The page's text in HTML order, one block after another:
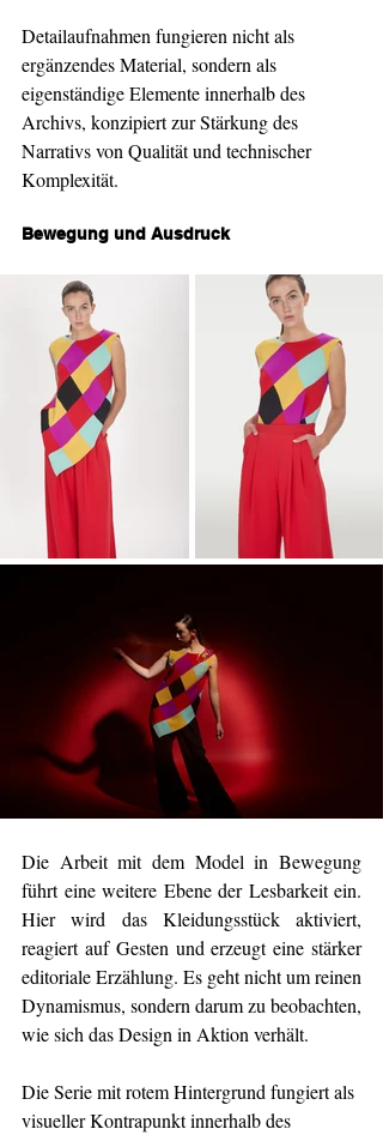
Detailaufnahmen fungieren nicht als
ergänzendes Material, sondern als
eigenständige Elemente innerhalb des
Archivs, konzipiert zur Stärkung des
Narrativs von Qualität und technischer
Komplexität.
Bewegung und Ausdruck
Die Arbeit mit dem Model in Bewegung
führt eine weitere Ebene der Lesbarkeit ein.
Hier wird das Kleidungsstück aktiviert,
reagiert auf Gesten und erzeugt eine stärker
editoriale Erzählung. Es geht nicht um reinen
Dynamismus, sondern darum zu beobachten,
wie sich das Design in Aktion verhält.
Die Serie mit rotem Hintergrund fungiert als
visueller Kontrapunkt innerhalb des